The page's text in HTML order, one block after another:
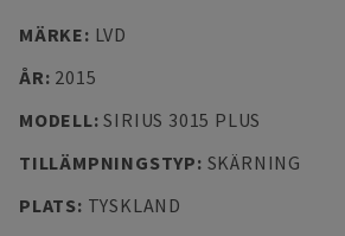
MÄRKE: LVD
ÅR: 2015
MODELL:SIRIUS 3015 PLUS
TILLÄMPNINGSTYP: SKÄRNING
PLATS: TYSKLAND